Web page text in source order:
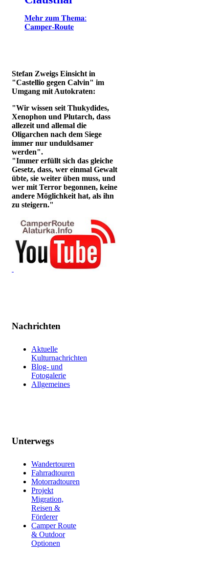
𝐌𝐞𝐡𝐫 𝐳𝐮𝐦 𝐓𝐡𝐞𝐦𝐚:
𝐂𝐚𝐦𝐩𝐞𝐫-𝐑𝐨𝐮𝐭𝐞
Stefan Zweigs Einsicht in
"Castellio gegen Calvin" im
Umgang mit Autokraten:
"Wir wissen seit Thukydides,
Xenophon und Plutarch, dass
allezeit und allemal die
Oligarchen nach dem Siege
immer nur unduldsamer
werden".
"Immer erfüllt sich das gleiche
Gesetz, dass, wer einmal Gewalt
übte, sie weiter üben muss, und
wer mit Terror begonnen, keine
andere Möglichkeit hat, als ihn
zu steigern."
Nachrichten
Aktuelle
Kulturnachrichten
Blog- und
Fotogalerie
Allgemeines
Unterwegs
Wandertouren
Fahrradtouren
Motorradtouren
Projekt
Migration,
Reisen &
Förderer
Camper Route
& Outdoor
Optionen